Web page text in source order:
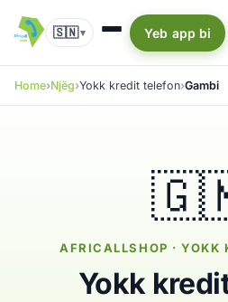
🇸🇳▾ Yeb app bi
Home Njëg Yokk kredit telefon Gambi
AFRICALLSHOP · YOKK
Yokk